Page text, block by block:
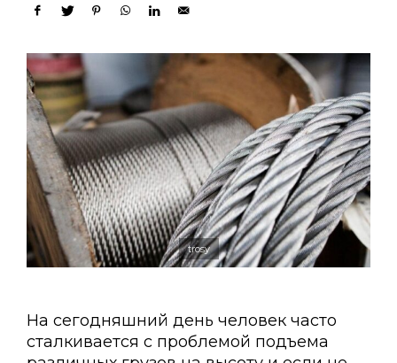
trosy
На сегодняшний день человек часто
сталкивается с проблемой подъема